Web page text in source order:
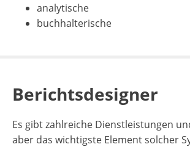
analytische
buchhalterische
Berichtsdesigner
Es gibt zahlreiche Dienstleistungen
aber das wichtigste Element solcher